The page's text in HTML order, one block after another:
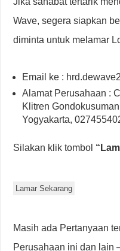
Wave, segera siapkan
diminta untuk melamar
Email ke :
Alamat Perusahaan :
Klitren
Yogyakarta,
Silakan klik tombol
Lamar Sekarang
Masih ada Pertanyaan
Perusahaan ini dan lain